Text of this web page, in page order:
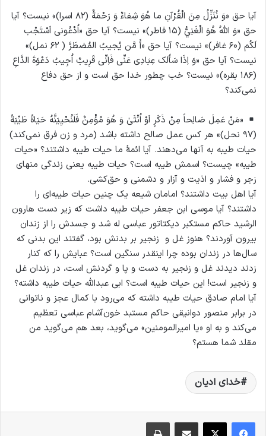
آیا حق «وَ نُنَزِّلُ مِنَ الْقُرْآنِ ما هُوَ شِفاءٌ وَ رَحْمَةٌ (۸۲ اسرا)» نیست؟ آیا
حق «وَ اللهُ هُوَ الْغَنِيُّ (۱۵ فاطر)» نیست؟ آیا حق «اُدْعُونی اَسْتَجْب
لَکُم (۶۰ غافر)» نیست؟ آیا حق «أَ مَّن یُجیبُ المُضطَرَّ ( ۶۲ نمل)»
نیست؟ آیا حق «وَ اِذَا سَأَلَک عِبَادِی عَنِّی فَاِنِّی قَرِیبٌ اُجِیبُ دَعْوَةَ الدَّاعِ
(۱۸۶ بقره)» نیست؟ خب چطور خدا حق است و از حق دفاع
نمی‌کند؟
«مَنْ عَمِلَ صَالِحاً مِنْ ذَكَرٍ اَوْ اُنْثَىٰ وَ هُوَ مُؤْمِنٌ فَلَنُحْيِيَنَّهُ حَيَاةً طَيِّبَةً
(۹۷ نحل)» هر کس عمل صالح داشته باشد (مرد و زن فرق نمی‌کند)
حیات طیبه به آنها می‌دهند. آیا ائمهٔ ما حیات طیبه داشتند؟ «حیات
طیبه» چیست؟ اسمش طیبه است؟ حیات طیبه یعنی زندگی منهای
زجر و فشار و اذیت و آزار و دشمنی و حق‌کشی.
آیا اهل بیت داشتند؟ امامان شیعه یک چنین حیات طیبه‌ای را
داشتند؟ آیا موسی ابن جعفر حیات طیبه داشت که زیر دست هارون
الرشید حاکم مستکبر دیکتاتور عباسی له شد و جسدش را از زندان
بیرون آوردند؟ هنوز غل و زنجیر بر بدنش بود، گفتند این بدنی که
سال‌ها در زندان بوده چرا اینقدر سنگین است؟ عبایش را که کنار
زدند دیدند غل و زنجیر به دست و پا و گردنش است، در زندان غل
و زنجیر است! این حیات طیبه است؟ ابی عبدالله حیات طیبه داشته؟
آیا امام صادق حیات طیبه داشته که می‌رود با کمال عجز و ناتوانی
در برابر منصور دوانیقی حاکم مستبد خون‌آشام عباسی تعظیم
می‌کند و به او «یا امیرالمومنین» می‌گوید، بعد هم می‌گوید من
مقلد شما هستم؟
خدای ادیان
اشتراک گذاری از طریق ایمیل